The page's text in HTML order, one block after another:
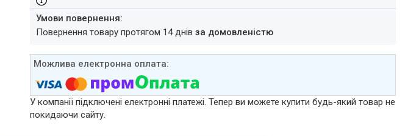
повернення товару протягом 14 днівза домовленістю
У компанії підключені електронні платежі. Тепер ви можете купити будь-який товар не
покидаючи сайту.